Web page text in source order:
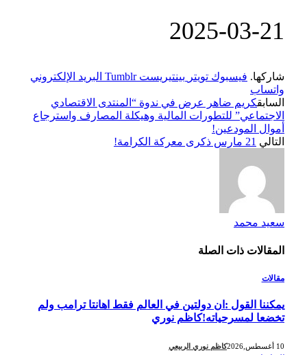
‎2025-‎03-‎21
شاركها. فيسبوك تويتر بينتيريست Tumblr البريد الإلكتروني
واتساب
السابقكريم ضاهر عرض في ندوة “المنتدى الاقتصادي
الاجتماعي” للتطورات المالية وهيكلة المصارف واسترجاع
أموال المودعين!
التالي 21 مارس ذكرى معركة الكرامة!
سعيد محمد
المقالاتذات الصلة
مقالات
يمكننا القول :ان دولتين في العالم فقط اهانتا ترامب ولم
تخضعا لمسرحياته!كاظم نوري
10 أغسطس,2026 كاظم نوري الربيعي